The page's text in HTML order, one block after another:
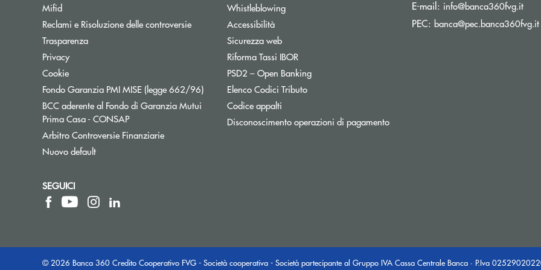
Mifid
Reclami e Risoluzione delle controversie
Trasparenza
Privacy
Cookie
Fondo Garanzia PMI MISE (legge 662/96)Apre una nuova finestra
BCC aderente al Fondo di Garanzia Mutui
Prima Casa - CONSAPApre una nuova finestra
Arbitro Controversie FinanziarieApre una nuova finestra
Nuovo default
WhistleblowingApre una nuova finestra
Accessibilità
Sicurezza web
Riforma Tassi IBORApre una nuova finestra
PSD2 – Open BankingApre una nuova finestra
Elenco Codici TributoApre una nuova finestra
Codice appalti
Disconoscimento operazioni di pagamento
E-mail: info@banca360fvg.it(si
PEC: banca@pec.banca360fvg.it
SEGUICI
© 2026 Banca 360 Credito Cooperativo FVG - Società cooperativa - Società partecipante al Gruppo IVA Cassa Centrale Banca · P.Iva